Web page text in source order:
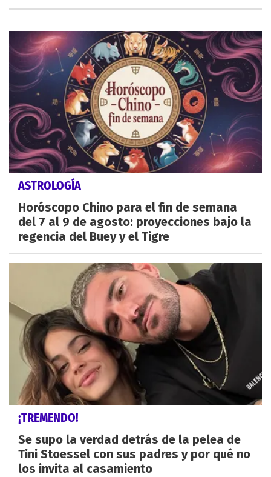
ASTROLOGÍA
Horóscopo Chino para el fin de semana
del 7 al 9 de agosto: proyecciones bajo la
regencia del Buey y el Tigre
¡TREMENDO!
Se supo la verdad detrás de la pelea de
Tini Stoessel con sus padres y por qué no
los invita al casamiento